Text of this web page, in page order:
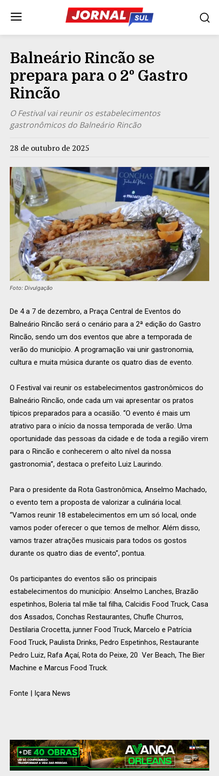
Balneário Rincão se
prepara para o 2º Gastro
Rincão
O Festival vai reunir os estabelecimentos
gastronômicos do Balneário Rincão
28 de outubro de 2025
Foto: Divulgação
De 4 a 7 de dezembro, a Praça Central de Eventos do
Balneário Rincão será o cenário para a 2ª edição do Gastro
Rincão, sendo um dos eventos que abre a temporada de
verão do município. A programação vai unir gastronomia,
cultura e muita música durante os quatro dias de evento.
O Festival vai reunir os estabelecimentos gastronômicos do
Balneário Rincão, onde cada um vai apresentar os pratos
típicos preparados para a ocasião. “O evento é mais um
atrativo para o início da nossa temporada de verão. Uma
oportunidade das pessoas da cidade e de toda a região virem
para o Rincão e conhecerem o alto nível da nossa
gastronomia”, destaca o prefeito Luiz Laurindo.
Para o presidente da Rota Gastronômica, Anselmo Machado,
o evento tem a proposta de valorizar a culinária local.
“Vamos reunir 18 estabelecimentos em um só local, onde
vamos poder oferecer o que temos de melhor. Além disso,
vamos trazer atrações musicais para todos os gostos
durante os quatro dias de evento”, pontua.
Os participantes do eventos são os principais
estabelecimentos do município: Anselmo Lanches, Brazão
espetinhos, Boleria tal mãe tal filha, Calcidis Food Truck, Casa
dos Assados, Conchas Restaurantes, Chufle Churros,
Destilaria Crocetta, junner Food Truck, Marcelo e Patrícia
Food Truck, Paulista Drinks, Pedro Espetinhos, Restaurante
Pedro Luiz, Rafa Açaí, Rota do Peixe, 20 Ver Beach, The Bier
Machine e Marcus Food Truck.
Fonte | Içara News